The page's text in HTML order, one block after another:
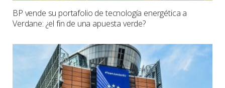
BP vende su portafolio de tecnología energética a
Verdane: ¿el fin de una apuesta verde?